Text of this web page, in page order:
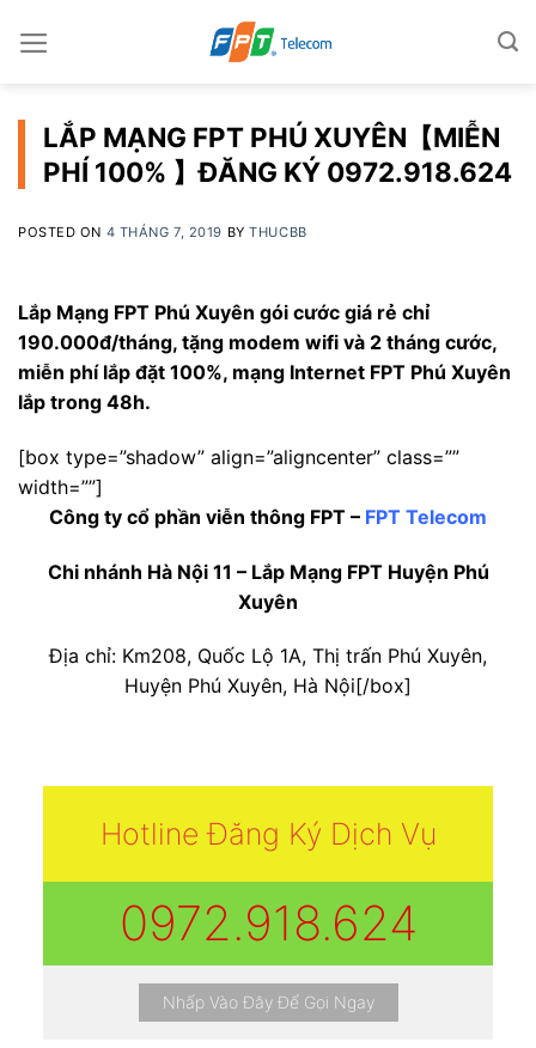
LẮP MẠNG FPT PHÚ XUYÊN【MIỄN
PHÍ 100% 】ĐĂNG KÝ 0972.918.624
POSTED ON 4 THÁNG 7, 2019 BYTHUCBB
Lắp Mạng FPT Phú Xuyên gói cước giá rẻ chỉ
190.000đ/tháng, tặng modem wifi và 2 tháng cước,
miễn phí lắp đặt 100%, mạng Internet FPT Phú Xuyên
lắp trong 48h.
[box type=”shadow” align=”aligncenter” class=””
width=””]
Công ty cổ phần viễn thông FPT – FPT Telecom
Chi nhánh Hà Nội 11 – Lắp Mạng FPT Huyện Phú
Xuyên
Địa chỉ: Km208, Quốc Lộ 1A, Thị trấn Phú Xuyên,
Huyện Phú Xuyên, Hà Nội[/box]
Hotline Đăng Ký Dịch Vụ
0972.918.624
Nhấp Vào Đây Để Gọi Ngay